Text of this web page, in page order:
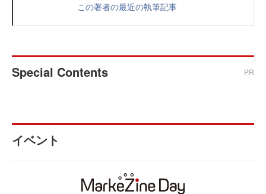
この著者の最近の執筆記事
Special Contents PR
イベント